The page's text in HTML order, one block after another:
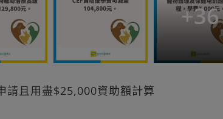
+36
請且用盡$25,000資助額計算